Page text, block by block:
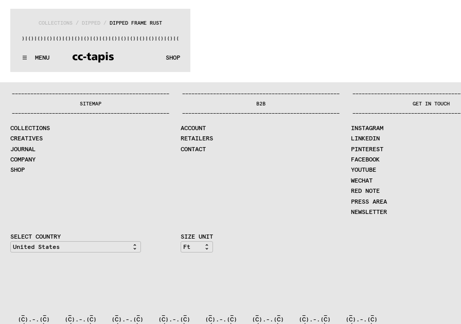
MENU SHOP
COLLECTIONS / DIPPED / DIPPED FRAME RUST
()|() |() |() |() |() |() |() |() |() |() |() |() |() |() |() |() |
^:..:^:. .:^:. .:^:..:^:..:^:..:^:. .:^:..:
WE MAKE RUGS
COMPANY
CONTRACT DIVISION
SHOP
———————————————————————————————————————————————————
SITEMAP
———————————————————————————————————————————————————
COLLECTIONS
CREATIVES
JOURNAL
COMPANY
SHOP
———————————————————————————————————————————————————
B2B
———————————————————————————————————————————————————
ACCOUNT
RETAILERS
CONTACT
———————————————————————————————————
GET IN TOUCH
———————————————————————————————————
INSTAGRAM
LINKEDIN
PINTEREST
FACEBOOK
YOUTUBE
WECHAT
RED NOTE
PRESS AREA
NEWSLETTER
SELECT COUNTRY SIZE UNIT
  (C).-.(C)    (C).-.(C)    (C).-.(C)    (C).-.(C)    (C).-.(C)    (C).-.(C)    (C).-.(C)    (C).-.(C)